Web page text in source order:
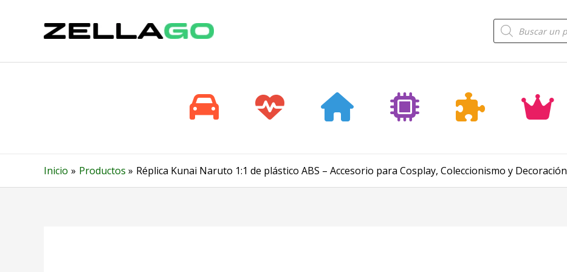
contenido
Búsqueda
de
productos
Inicio Productos Réplica Kunai Naruto 1:1 de plástico ABS – Accesorio para Cosplay, Coleccionismo y Decoración